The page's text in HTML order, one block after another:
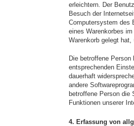
erleichtern. Der
Besuch der
Computersystem des
eines Warenkorbes
Warenkorb gelegt hat,
Die betroffene
entsprechenden
dauerhaft
andere
betroffene Person die
Funktionen unserer
4. Erfassung von